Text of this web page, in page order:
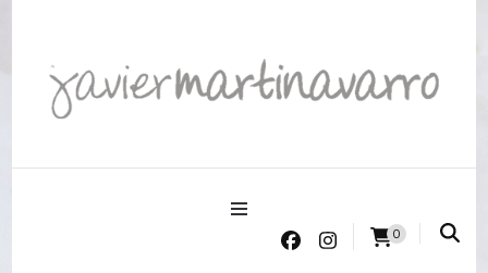
Joyería Javier Martinavarro
0